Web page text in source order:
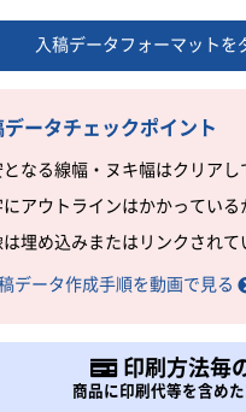
入稿データフォーマットを
データチェックポイント
となる線幅・ヌキ幅はクリアし
にアウトラインはかかっている
は埋め込みまたはリンクされて
データ作成手順を動画で見る
印刷方法毎
商品に印刷代等を含め